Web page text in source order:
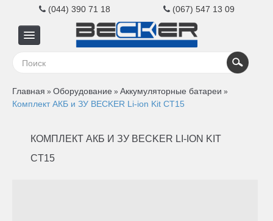
(044) 390 71 18 (067) 547 13 09
Для
Для
Главная » Оборудование » Аккумуляторные батареи »
Комплект АКБ и ЗУ BECKER Li-ion Kit CT15
КОМПЛЕКТ АКБ И ЗУ BECKER LI-ION KIT
CT15